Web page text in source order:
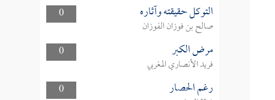
0
التوكل حقيقته وآثاره
صالح بن فوزان الفوزان
0
مرض الكبر
فريد الأنصاري المغربي
0
رغم الحصار